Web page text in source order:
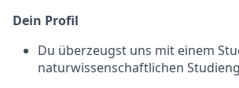
Dein Profil
Du überzeugst uns mit einem
naturwissenschaftlichen